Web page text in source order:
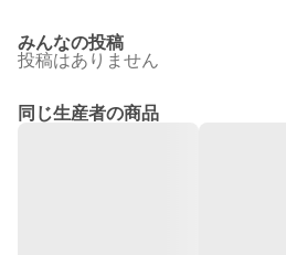
みんなの投稿
投稿はありません
同じ生産者の商品